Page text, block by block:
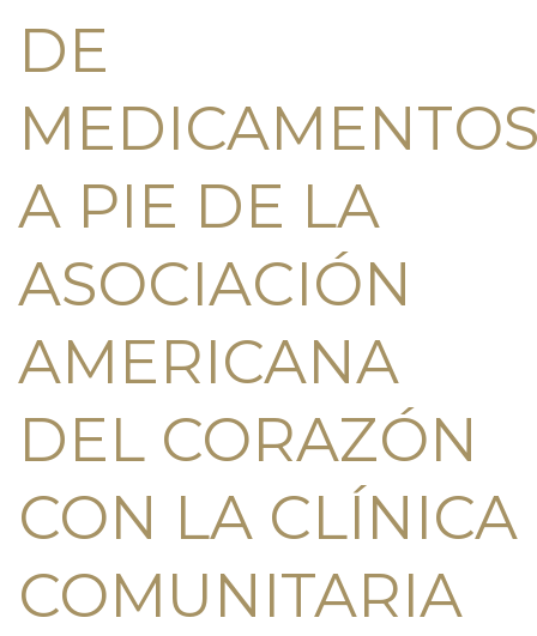
DE
A PIE DE LA
ASOCIACIÓN
AMERICANA
DEL CORAZÓN
CON LA CLÍNICA
COMUNITARIA